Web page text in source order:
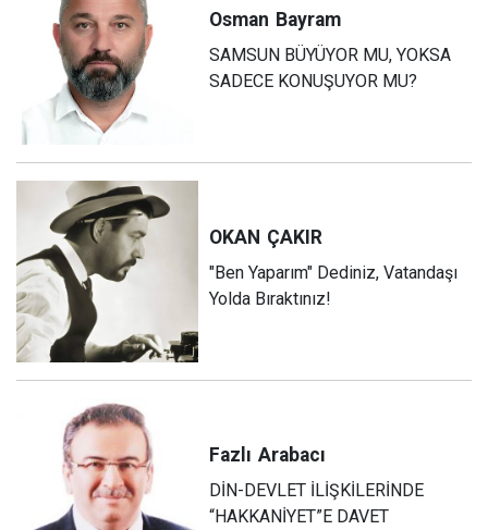
Osman Bayram
SAMSUN BÜYÜYOR MU, YOKSA
SADECE KONUŞUYOR MU?
OKAN ÇAKIR
"Ben Yaparım" Dediniz, Vatandaşı
Yolda Bıraktınız!
Fazlı Arabacı
DİN-DEVLET İLİŞKİLERİNDE
“HAKKANİYET”E DAVET